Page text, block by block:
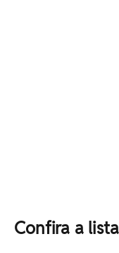
Confira a